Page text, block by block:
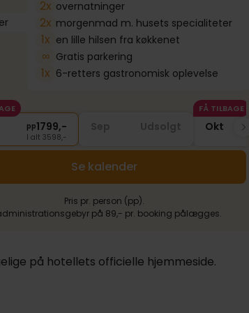
FÅ TILBAGE
pp
I alt 3978,-
1989,-
FÅ
Jan
2x overnatninger
2x morgenmad m. husets specialiteter
1x en lille hilsen fra køkkenet
∞ Gratis parkering
1x 6-retters gastronomisk oplevelse
pp1799,-
I alt 3598,-
FÅ TILBAGE
Okt
Se kalender
Pris pr. person (pp).
på 89,- pr. booking pålægges.
på hotellets officielle hjemmeside.